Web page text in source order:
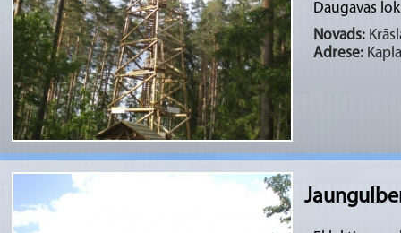
Daugavas
Novads:
Adrese: